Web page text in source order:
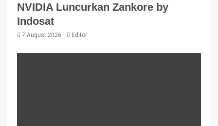
NVIDIA Luncurkan Zankore by
Indosat
7 August 2026 Editor